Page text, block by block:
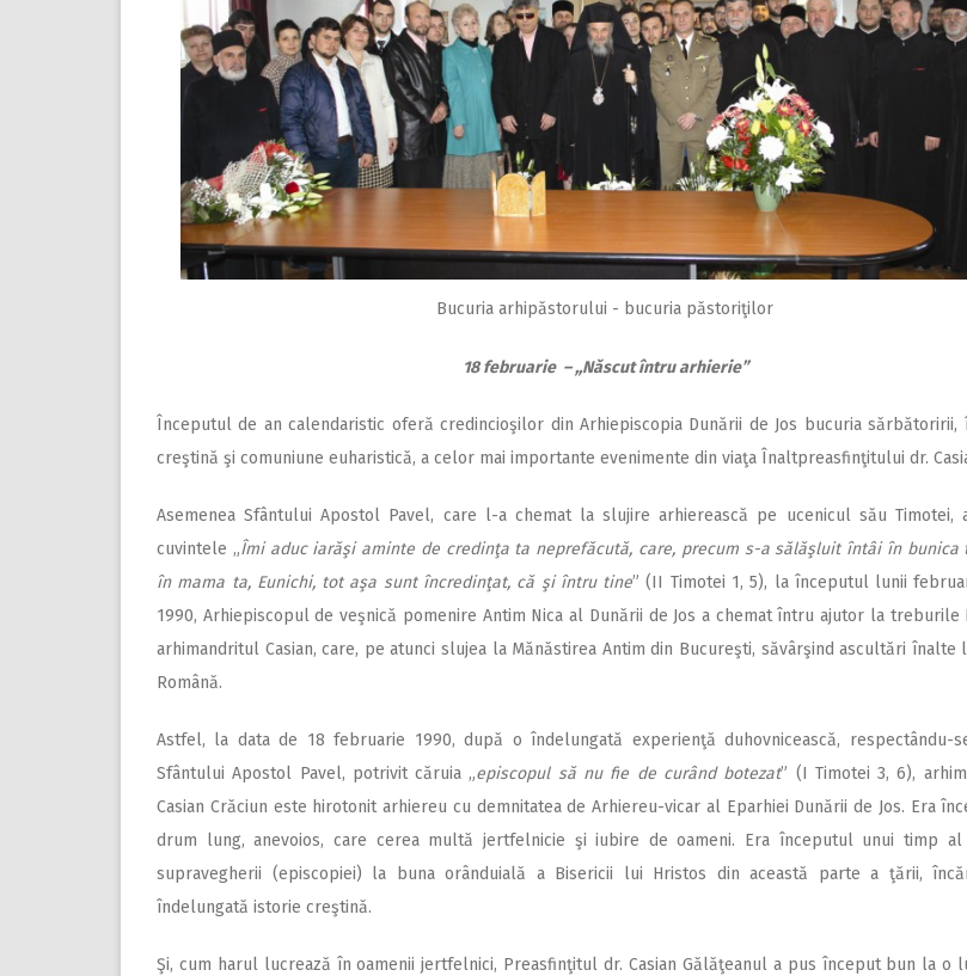
Bucuria arhipăstorului - bucuria păstoriţilor
18 februarie – ,,Născut întru arhierie”
Începutul de an calendaristic oferă credincioşilor din Arhiepiscopia Dunării de Jos bucuria sărbătoririi,
creştină şi comuniune euharistică, a celor mai importante evenimente din viaţa Înaltpreasfinţitului dr.
Asemenea Sfântului Apostol Pavel, care l-a chemat la slujire arhierească pe ucenicul său Timotei,
cuvintele „Îmi aduc iarăşi aminte de credinţa ta neprefăcută, care, precum s-a sălăşluit întâi în bunica
în mama ta, Eunichi, tot aşa sunt încredinţat, că şi întru tine” (II Timotei 1, 5), la începutul lunii
1990, Arhiepiscopul de veşnică pomenire Antim Nica al Dunării de Jos a chemat întru ajutor la treburile
arhimandritul Casian, care, pe atunci slujea la Mănăstirea Antim din Bucureşti, săvârşind ascultări înalte
Română.
Astfel, la data de 18 februarie 1990, după o îndelungată experienţă duhovnicească, respectându-
Sfântului Apostol Pavel, potrivit căruia „episcopul să nu fie de curând botezat” (I Timotei 3, 6),
Casian Crăciun este hirotonit arhiereu cu demnitatea de Arhiereu-vicar al Eparhiei Dunării de Jos. Era
drum lung, anevoios, care cerea multă jertfelnicie şi iubire de oameni. Era începutul unui timp al
supravegherii (episcopiei) la buna orânduială a Bisericii lui Hristos din această parte a ţării,
îndelungată istorie creştină.
Şi, cum harul lucrează în oamenii jertfelnici, Preasfinţitul dr. Casian Gălăţeanul a pus început bun la o